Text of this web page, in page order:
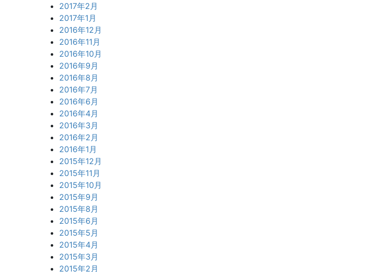
2017年2月
2017年1月
2016年12月
2016年11月
2016年10月
2016年9月
2016年8月
2016年7月
2016年6月
2016年4月
2016年3月
2016年2月
2016年1月
2015年12月
2015年11月
2015年10月
2015年9月
2015年8月
2015年6月
2015年5月
2015年4月
2015年3月
2015年2月